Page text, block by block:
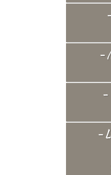
-
-
-